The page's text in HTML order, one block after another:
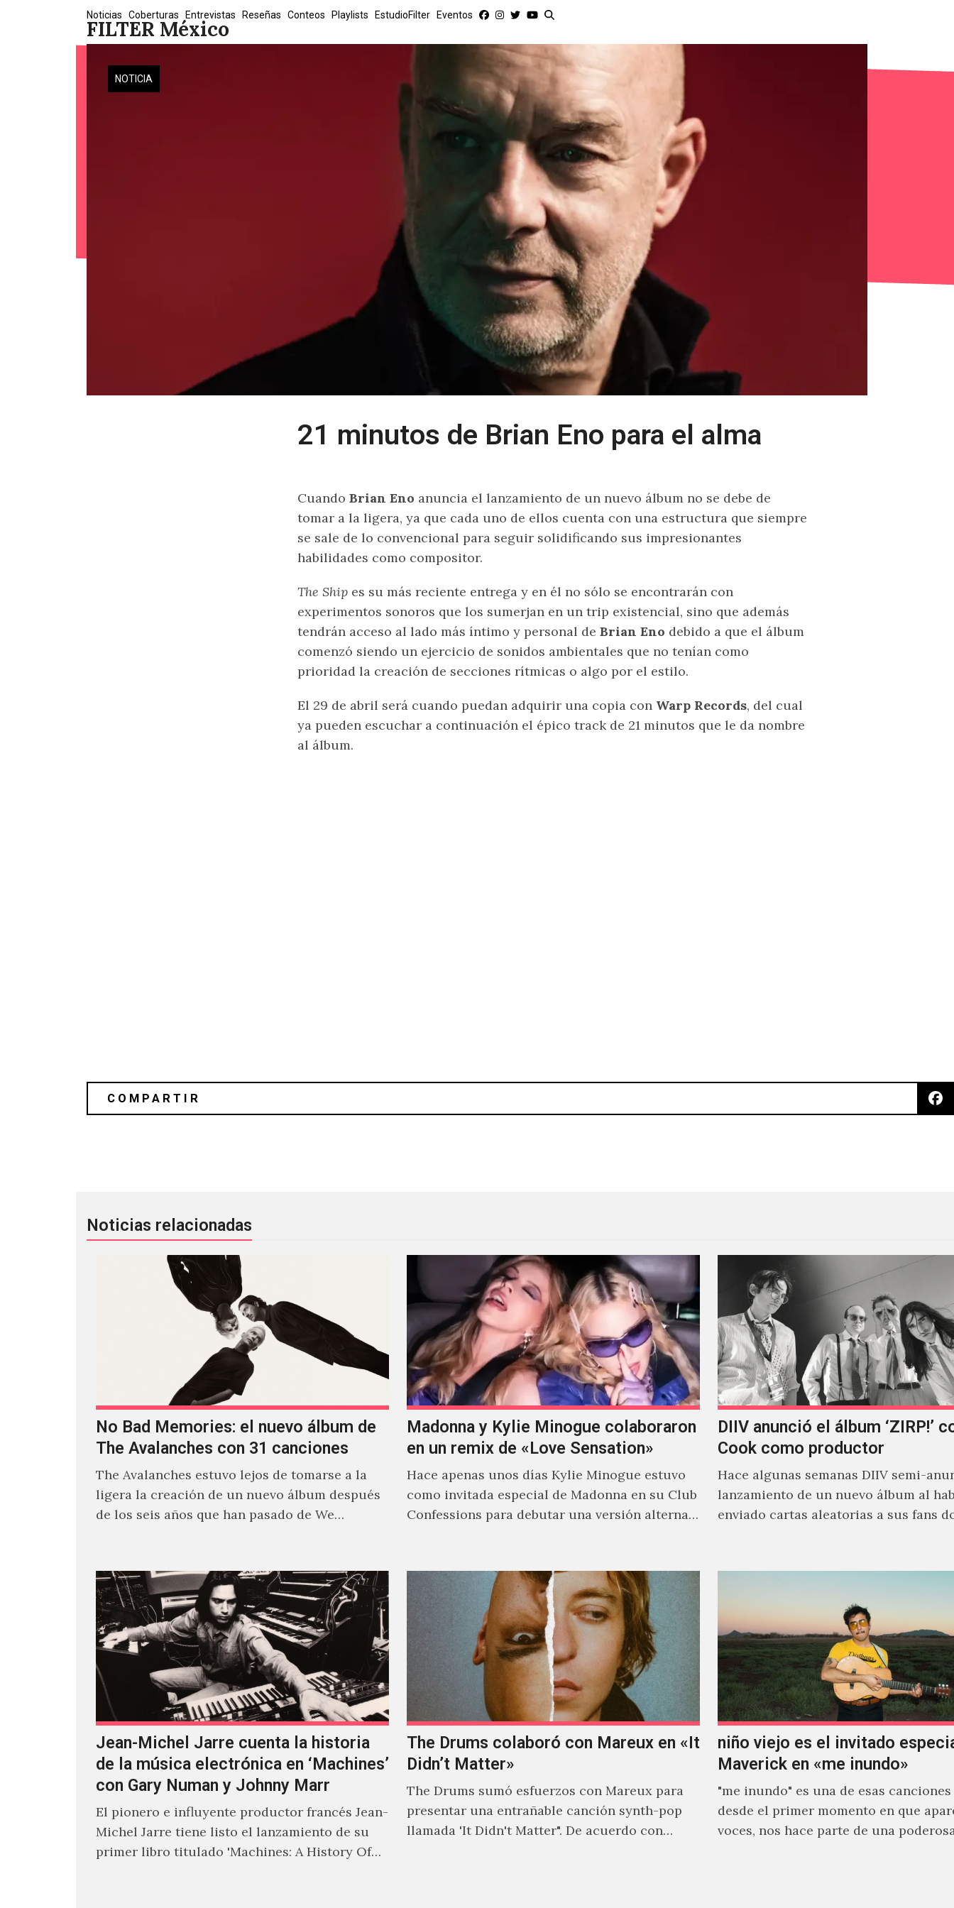
FILTER México
Noticias Coberturas Entrevistas Reseñas Conteos Playlists EstudioFilter Eventos
NOTICIA
21 minutos de Brian Eno para el alma
Cuando Brian Eno anuncia el lanzamiento de un nuevo álbum no se debe de
tomar a la ligera, ya que cada uno de ellos cuenta con una estructura que siempre
se sale de lo convencional para seguir solidificando sus impresionantes
habilidades como compositor.
The Ship es su más reciente entrega y en él no sólo se encontrarán con
experimentos sonoros que los sumerjan en un trip existencial, sino que además
tendrán acceso al lado más íntimo y personal de Brian Eno debido a que el álbum
comenzó siendo un ejercicio de sonidos ambientales que no tenían como
prioridad la creación de secciones rítmicas o algo por el estilo.
El 29 de abril será cuando puedan adquirir una copia con Warp Records, del cual
ya pueden escuchar a continuación el épico track de 21 minutos que le da nombre
al álbum.
Noticias relacionadas
No Bad Memories: el nuevo álbum de
The Avalanches con 31 canciones
The Avalanches estuvo lejos de tomarse a la
ligera la creación de un nuevo álbum después
de los seis años que han pasado de We…
Madonna y Kylie Minogue colaboraron
en un remix de «Love Sensation»
Hace apenas unos días Kylie Minogue estuvo
como invitada especial de Madonna en su Club
Confessions para debutar una versión alterna
DIIV anunció el álbum ‘ZIRP!’
Cook como productor
Hace algunas semanas DIIV semi-
lanzamiento de un nuevo álbum al
enviado cartas aleatorias a sus fans
Jean-Michel Jarre cuenta la historia
de la música electrónica en ‘Machines’
con Gary Numan y Johnny Marr
El pionero e influyente productor francés Jean-
Michel Jarre tiene listo el lanzamiento de su
primer libro titulado 'Machines: A History Of
The Drums colaboró con Mareux en «It
Didn’t Matter»
The Drums sumó esfuerzos con Mareux para
presentar una entrañable canción synth-pop
llamada 'It Didn't Matter". De acuerdo con
niño viejo es el invitado
Maverick en «me inundo»
"me inundo" es una de esas canciones
desde el primer momento en que
voces, nos hace parte de una